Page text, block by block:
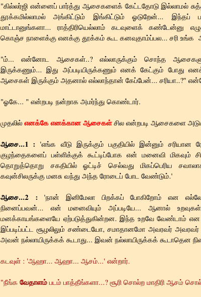
"கில்லர்ஜி என்னைப் பார்த்து ஆசைகளைக் கேட்டதோடு இல்லாமல்
தூக்கமில்லாமல் அங்கிட்டும் இங்கிட்டும் ஓடுறேன்... இந்தப்
மாட்டானுங்களா... ராத்திரியெல்லாம் கடவுளைக் கண்டேன்னு
கொஞ்ச நாளைக்கு எனக்கு தூக்கம் கூட கனவுதாம்ப்பல... சரி
"ம்... என்னோட ஆசைகள்..? எல்லாருக்கும் சொந்த
இருக்கணும்... இது அப்படியிருக்கணும் எனக் கேட்கும் போது
ஆசைகள் இருக்கும் அதனால் எல்லாந்தான் கேப்பேன்... சரியா..?"
"ஓகே... " என்றபடி நன்றாக அமர்ந்து கொண்டார்.
முதலில் எனக்கே எனக்கான ஆசைகள்சில என்றபடி ஆசைகளை
ஆசை...1 : 'எங்க வீடு இருக்கும் பகுதியில் இன்னும்
குழந்தைகளைப் பள்ளிக்குக் கூட்டிப்போக என் மனைவி மிகவும்
தொறுத்தொறு சகதியில் ஓட்டிச் செல்வது மிகப்பெரிய
கவுன்சிலருக்கு மனசு வந்து அந்த ரோடைப் போட வேண்டும்.'
ஆசை...2 : 'நான் இனிமேலா பிறக்கப் போகிறோம் என
நினைப்பவன்... என் மனைவியும் அப்படியே... ஆனால்
மனக்காயங்களையே ஏற்படுத்துகின்றன. இந்த உறவே வேண்டாம் என
இப்படிப்பட்ட சூழலிலும் சண்டையோ, சமாதானமோ அவரவர்
அவன் நல்லாயிருக்கக் கூடாது... இவன் நல்லாயிருக்கக் கூடாதென
கடவுள் : 'ஆஹா... ஆஹா... ஆசம்...' என்றார்.
"நீங்க வேதாளம் படம் பாத்தீங்களா...? சூரி சொல்ற மாதிரி ஆசம்